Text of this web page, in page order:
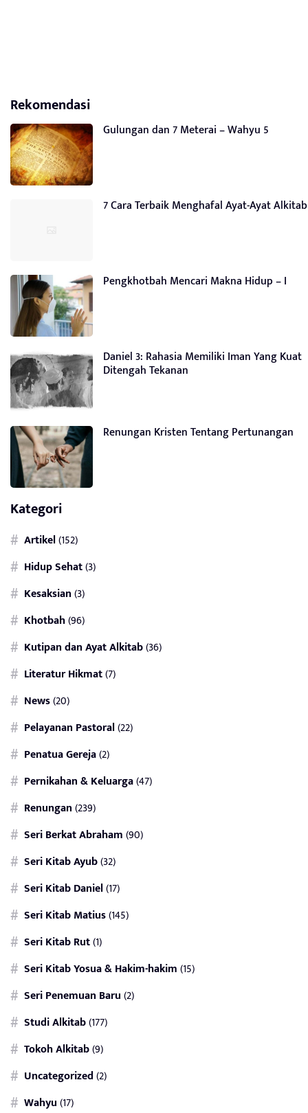
Rekomendasi
Gulungan dan 7 Meterai – Wahyu 5
7 Cara Terbaik Menghafal Ayat-Ayat Alkitab
Pengkhotbah Mencari Makna Hidup – I
Daniel 3: Rahasia Memiliki Iman Yang Kuat
Ditengah Tekanan
Renungan Kristen Tentang Pertunangan
Kategori
Artikel(152)
Hidup Sehat(3)
Kesaksian(3)
Khotbah(96)
Kutipan dan Ayat Alkitab(36)
Literatur Hikmat(7)
News(20)
Pelayanan Pastoral(22)
Penatua Gereja(2)
Pernikahan & Keluarga(47)
Renungan(239)
Seri Berkat Abraham(90)
Seri Kitab Ayub(32)
Seri Kitab Daniel(17)
Seri Kitab Matius(145)
Seri Kitab Rut(1)
Seri Kitab Yosua & Hakim-hakim(15)
Seri Penemuan Baru(2)
Studi Alkitab(177)
Tokoh Alkitab(9)
Uncategorized(2)
Wahyu(17)